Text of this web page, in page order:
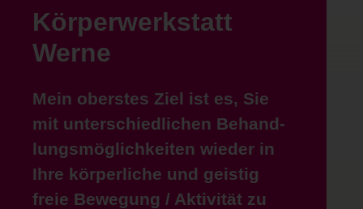
Körper­werkstatt
Werne
Mein oberstes Ziel ist es, Sie
mit unter­schied­lichen Behand­
lungs­möglich­keiten wieder in
Ihre körper­liche und geistig
freie Bewegung / Aktivität zu